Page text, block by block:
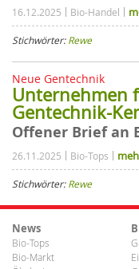
16.12.2025 Bio-Handel
Stichwörter:Rewe
Neue Gentechnik
Unternehmen
Gentechnik-
Offener Brief an
26.11.2025 Bio-Tops
Stichwörter:Rewe
News
Bio-Tops
Bio-Markt